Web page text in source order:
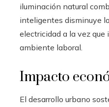
iluminación natural
inteligentes disminuye
electricidad a la vez
ambiente laboral.
Impacto
El desarrollo urbano